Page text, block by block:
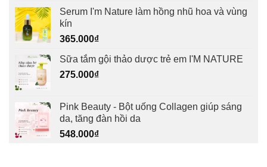
Serum I'm Nature làm hồng nhũ hoa và vùng
kín
365.000₫
Sữa tắm gội thảo dược trẻ em I'M NATURE
275.000₫
Pink Beauty - Bột uống Collagen giúp sáng
da, tăng đàn hồi da
548.000₫